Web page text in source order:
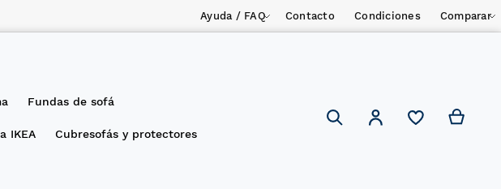
Ayuda / FAQ Contacto Condiciones Comparar
Fundas de sofá
IKEA Cubresofás y protectores
Search
Mi cuenta